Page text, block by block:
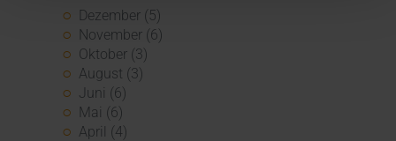
Dezember (5)
November (6)
Oktober (3)
August (3)
Juni (6)
Mai (6)
April (4)